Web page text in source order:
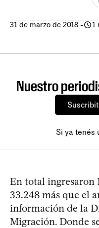
31 de marzo de 2018 - 1
Nuestro
Si ya tenés
En total ingresaron
33.248 más que el
información de la
Migración. Donde